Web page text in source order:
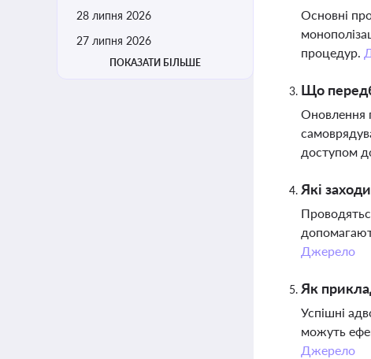
28 липня 2026
27 липня 2026
ПОКАЗАТИ БІЛЬШЕ
Основні
процедур.
Що
Оновлення
доступом
Які
Джерело
Як
Успішні
можуть
Джерело